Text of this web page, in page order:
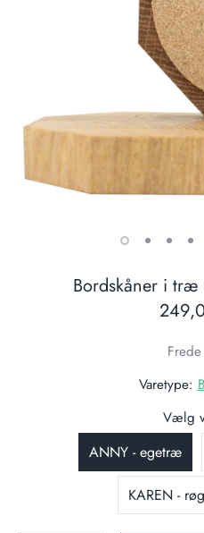
Bordskåner i
Varetype:
Vælg
ANNY - egetræ
KAREN -